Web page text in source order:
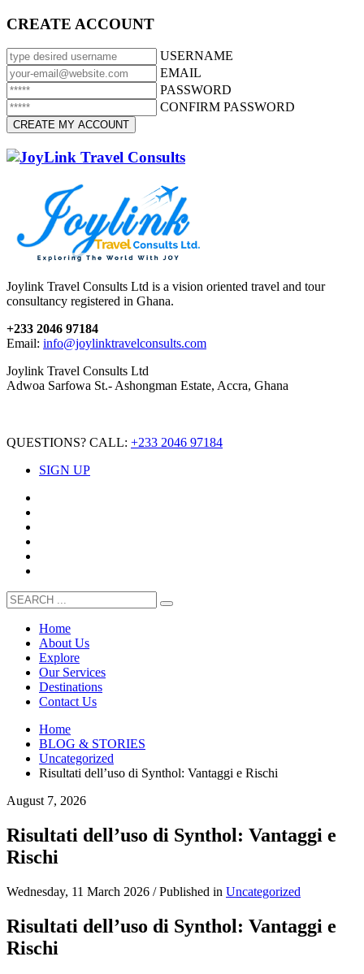
CREATE ACCOUNT
USERNAME
EMAIL
PASSWORD
CONFIRM PASSWORD
Joylink Travel Consults Ltd is a vision oriented travel and tour
consultancy registered in Ghana.
+233 2046 97184
Email: info@joylinktravelconsults.com
Joylink Travel Consults Ltd
Adwoa Sarfowa St.- Ashongman Estate, Accra, Ghana
QUESTIONS? CALL: +233 2046 97184
SIGN UP
Home
About Us
Explore
Our Services
Destinations
Contact Us
Home
BLOG & STORIES
Uncategorized
Risultati dell’uso di Synthol: Vantaggi e Rischi
August 7, 2026
Risultati dell’uso di Synthol: Vantaggi e
Rischi
Wednesday, 11 March 2026 /Published in Uncategorized
Risultati dell’uso di Synthol: Vantaggi e
Rischi